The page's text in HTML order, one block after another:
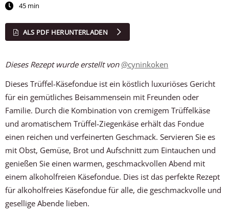
45 min
ALS PDF HERUNTERLADEN
Dieses Rezept wurde erstellt von @cyninkoken
Dieses Trüffel-Käsefondue ist ein köstlich luxuriöses Gericht
für ein gemütliches Beisammensein mit Freunden oder
Familie. Durch die Kombination von cremigem Trüffelkäse
und aromatischem Trüffel-Ziegenkäse erhält das Fondue
einen reichen und verfeinerten Geschmack. Servieren Sie es
mit Obst, Gemüse, Brot und Aufschnitt zum Eintauchen und
genießen Sie einen warmen, geschmackvollen Abend mit
einem alkoholfreien Käsefondue. Dies ist das perfekte Rezept
für alkoholfreies Käsefondue für alle, die geschmackvolle und
gesellige Abende lieben.